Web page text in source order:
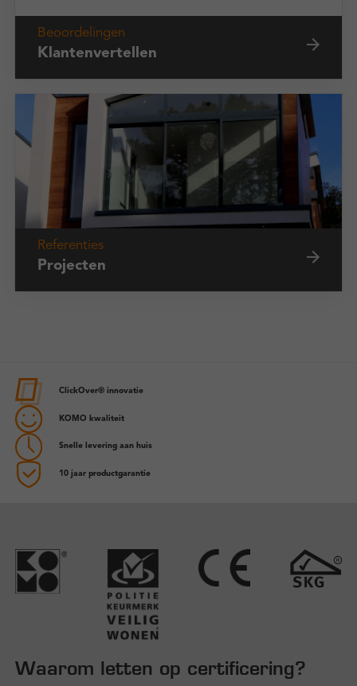
Beoordelingen
Klantenvertellen
Referenties
Projecten
ClickOver® innovatie
KOMO kwaliteit
Snelle levering aan huis
10 jaar productgarantie
Waarom letten op certificering?